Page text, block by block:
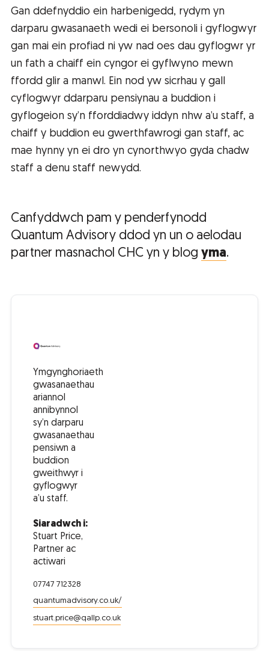
Gan ddefnyddio ein harbenigedd, rydym yn
darparu gwasanaeth wedi ei bersonoli i gyflogwyr
gan mai ein profiad ni yw nad oes dau gyflogwr yr
un fath a chaiff ein cyngor ei gyflwyno mewn
ffordd glir a manwl. Ein nod yw sicrhau y gall
cyflogwyr ddarparu pensiynau a buddion i
gyflogeion sy’n fforddiadwy iddyn nhw a’u staff, a
chaiff y buddion eu gwerthfawrogi gan staff, ac
mae hynny yn ei dro yn cynorthwyo gyda chadw
staff a denu staff newydd.
Canfyddwch pam y penderfynodd
Quantum Advisory ddod yn un o aelodau
partner masnachol CHC yn y blog yma.
Ymgynghoriaeth
gwasanaethau
ariannol
annibynnol
sy’n darparu
gwasanaethau
pensiwn a
buddion
gweithwyr i
gyflogwyr
a’u staff.
Siaradwch i:
Stuart Price,
Partner ac
actiwari
07747 712328
quantumadvisory.co.uk/
stuart.price@qallp.co.uk